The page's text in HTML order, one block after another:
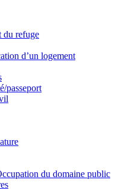
du refuge
d’un logement
passeport
du domaine public